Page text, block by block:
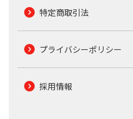
特定商取引法
プライバシーポリシー
採用情報